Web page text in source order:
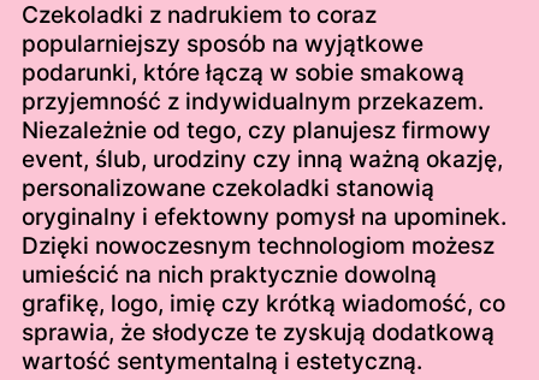
Czekoladki z nadrukiem to coraz
popularniejszy sposób na wyjątkowe
podarunki, które łączą w sobie smakową
przyjemność z indywidualnym przekazem.
Niezależnie od tego, czy planujesz firmowy
event, ślub, urodziny czy inną ważną okazję,
personalizowane czekoladki stanowią
oryginalny i efektowny pomysł na upominek.
Dzięki nowoczesnym technologiom możesz
umieścić na nich praktycznie dowolną
grafikę, logo, imię czy krótką wiadomość, co
sprawia, że słodycze te zyskują dodatkową
wartość sentymentalną i estetyczną.